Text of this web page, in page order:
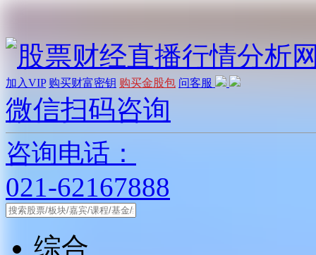
加入VIP 购买财富密钥 购买金股包 问客服
微信扫码咨询
咨询电话：
021-62167888
综合